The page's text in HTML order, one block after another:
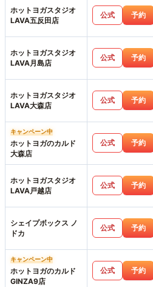
ホットヨガスタジオ
LAVA五反田店
公式 予約
ホットヨガスタジオ
LAVA月島店
公式 予約
ホットヨガスタジオ
LAVA大森店
公式 予約
キャンペーン中
ホットヨガのカルド
大森店
公式 予約
ホットヨガスタジオ
LAVA戸越店
公式 予約
シェイプボックス ノ
ドカ
公式 予約
キャンペーン中
ホットヨガのカルド
GINZA9店
公式 予約